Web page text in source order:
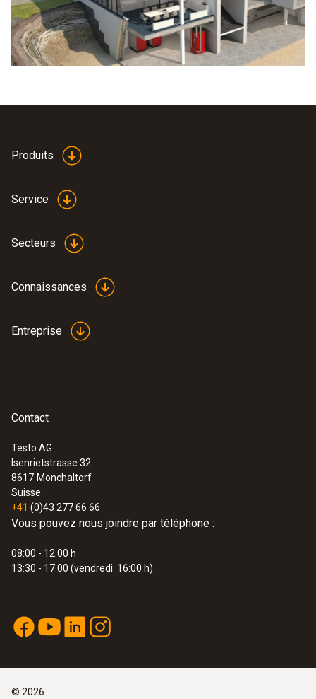
Produits
Service
Secteurs
Connaissances
Entreprise
Contact
Testo AG
Isenrietstrasse 32
8617 Mönchaltorf
Suisse
+41 (0)43 277 66 66
Vous pouvez nous joindre par téléphone :
08:00 - 12:00 h
13:30 - 17:00 (vendredi: 16:00 h)
© 2026